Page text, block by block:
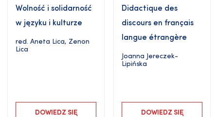
Wolność i solidarność
w języku i kulturze
red. Aneta Lica, Zenon
Lica
DOWIEDZ SIĘ
Didactique des
discours en français
langue étrangère
Joanna Jereczek-
Lipińska
DOWIEDZ SIĘ